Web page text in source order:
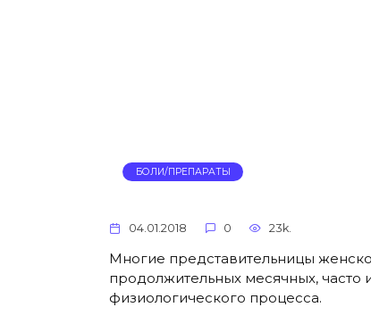
БОЛИ/ПРЕПАРАТЫ
04.01.2018 0 23k.
Многие представительницы
продолжительных месячных, часто
физиологического процесса.